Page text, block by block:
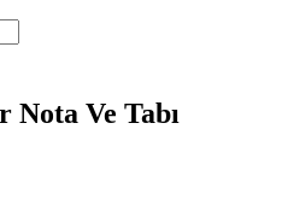
Ve Tabı